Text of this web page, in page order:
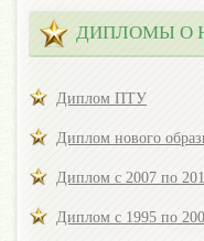
ДИПЛОМЫ О
Диплом ПТУ
Диплом нового
Диплом с 2007 по
Диплом с 1995 по